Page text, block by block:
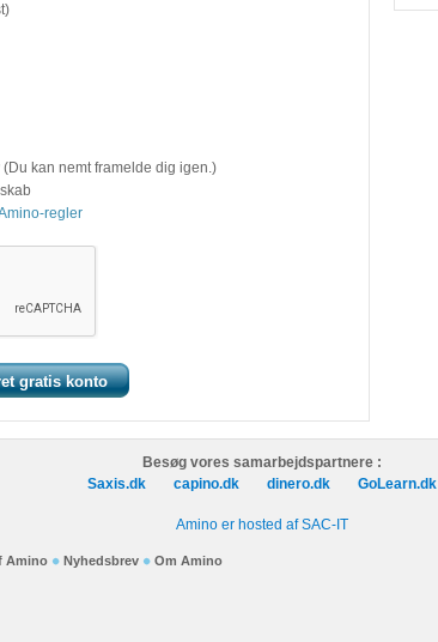
kan nemt framelde dig igen.)
regler
Besøg vores samarbejdspartnere :
Saxis.dk
capino.dk dinero.dk GoLearn.dk
Amino er hosted af SAC-IT
Amino Nyhedsbrev Om Amino